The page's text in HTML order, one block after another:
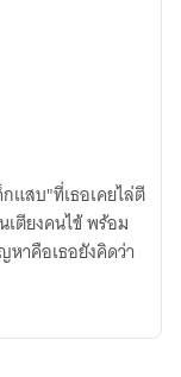
แสบ"ที่เธอเคยไล่ตี
ตียงคนไข้ พร้อม
าคือเธอยังคิดว่า